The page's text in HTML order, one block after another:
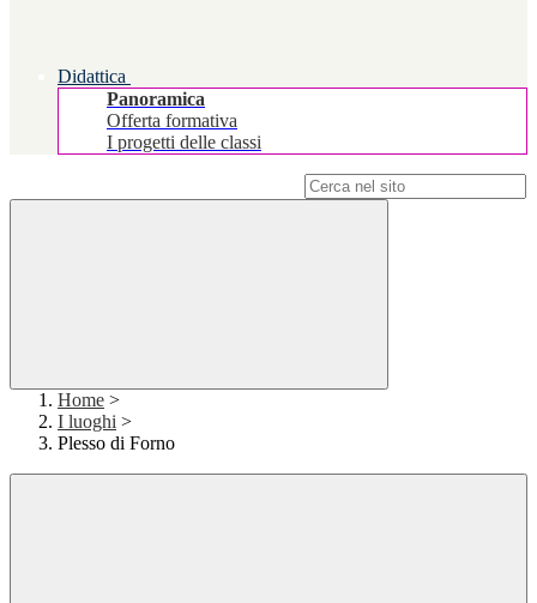
Didattica
Panoramica
Offerta formativa
I progetti delle classi
Home >
I luoghi >
Plesso di Forno